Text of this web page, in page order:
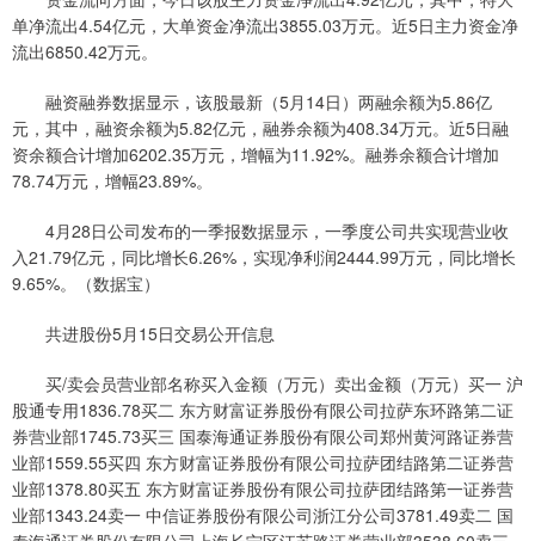
单净流出4.54亿元，大单资金净流出3855.03万元。近5日主力资金净
流出6850.42万元。
融资融券数据显示，该股最新（5月14日）两融余额为5.86亿
元，其中，融资余额为5.82亿元，融券余额为408.34万元。近5日融
资余额合计增加6202.35万元，增幅为11.92%。融券余额合计增加
78.74万元，增幅23.89%。
4月28日公司发布的一季报数据显示，一季度公司共实现营业收
入21.79亿元，同比增长6.26%，实现净利润2444.99万元，同比增长
9.65%。（数据宝）
共进股份5月15日交易公开信息
买/卖会员营业部名称买入金额（万元）卖出金额（万元）买一 沪
股通专用1836.78买二 东方财富证券股份有限公司拉萨东环路第二证
券营业部1745.73买三 国泰海通证券股份有限公司郑州黄河路证券营
业部1559.55买四 东方财富证券股份有限公司拉萨团结路第二证券营
业部1378.80买五 东方财富证券股份有限公司拉萨团结路第一证券营
业部1343.24卖一 中信证券股份有限公司浙江分公司3781.49卖二 国